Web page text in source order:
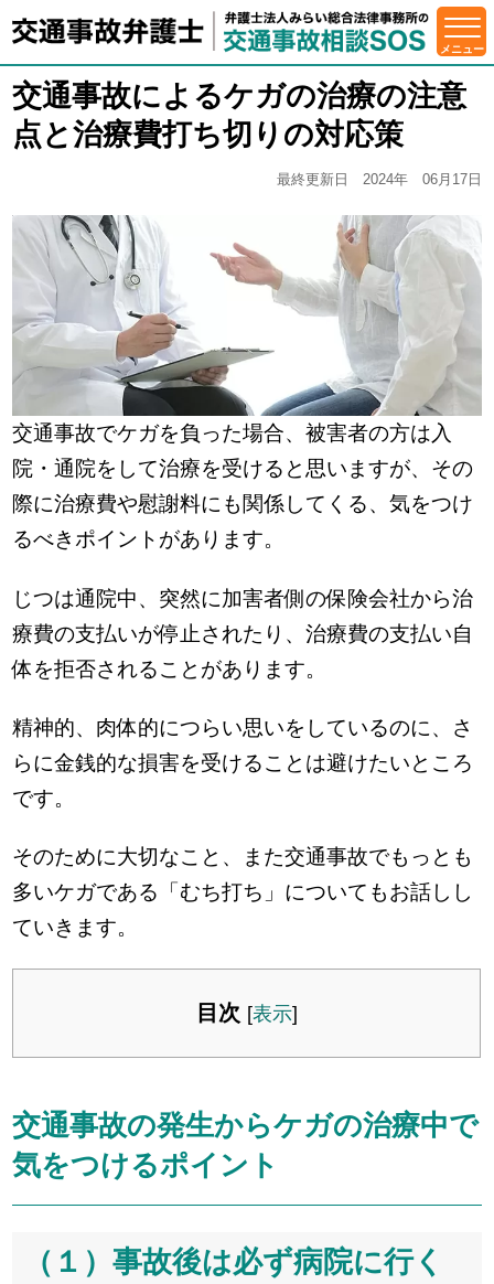
交通事故によるケガの治療の注意
点と治療費打ち切りの対応策
最終更新日 2024年 06月17日
交通事故でケガを負った場合、被害者の方は入
院・通院をして治療を受けると思いますが、その
際に治療費や慰謝料にも関係してくる、気をつけ
るべきポイントがあります。
じつは通院中、突然に加害者側の保険会社から治
療費の支払いが停止されたり、治療費の支払い自
体を拒否されることがあります。
精神的、肉体的につらい思いをしているのに、さ
らに金銭的な損害を受けることは避けたいところ
です。
そのために大切なこと、また交通事故でもっとも
多いケガである「むち打ち」についてもお話しし
ていきます。
目次 [表示]
交通事故の発生からケガの治療中で
気をつけるポイント
（１）事故後は必ず病院に行く